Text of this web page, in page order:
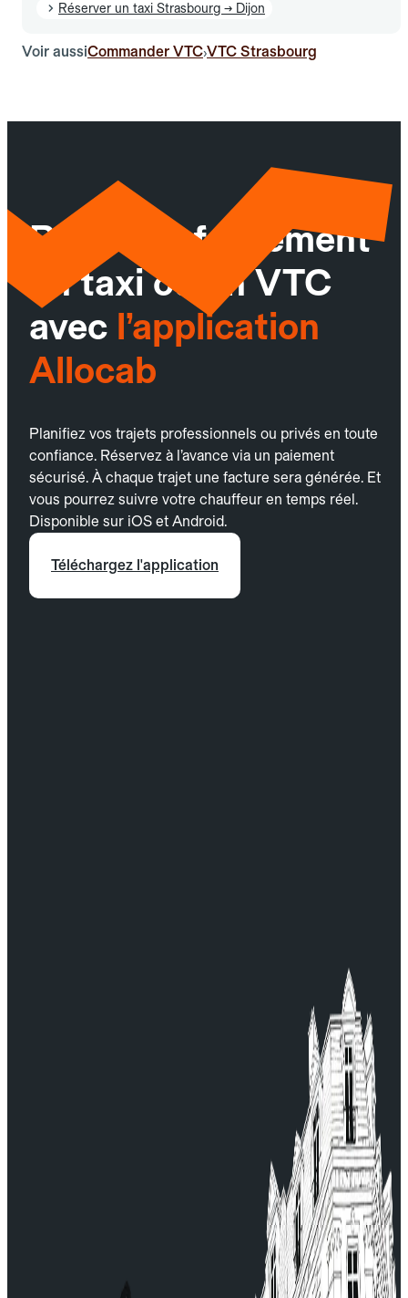
Réserver un taxi Strasbourg → Dijon
Voir aussiCommander VTC›VTC Strasbourg
Réservez facilement
un taxi ou un VTC
avec l’application
Allocab
Planifiez vos trajets professionnels ou privés en toute
confiance. Réservez à l’avance via un paiement
sécurisé. À chaque trajet une facture sera générée. Et
vous pourrez suivre votre chauffeur en temps réel.
Disponible sur iOS et Android.
Téléchargez l'application